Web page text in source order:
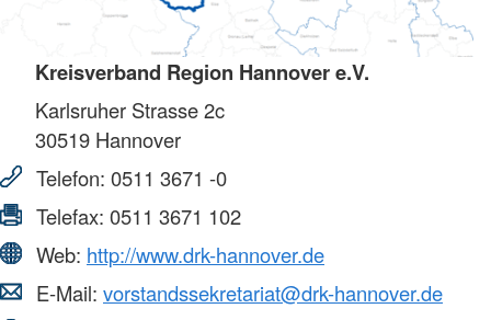
Kreisverband Region Hannover e.V.
Karlsruher Strasse 2c
30519 Hannover
Telefon: 0511 3671 -0
Telefax: 0511 3671 102
Web: http://www.drk-hannover.de
E-Mail: vorstandssekretariat@drk-hannover.de